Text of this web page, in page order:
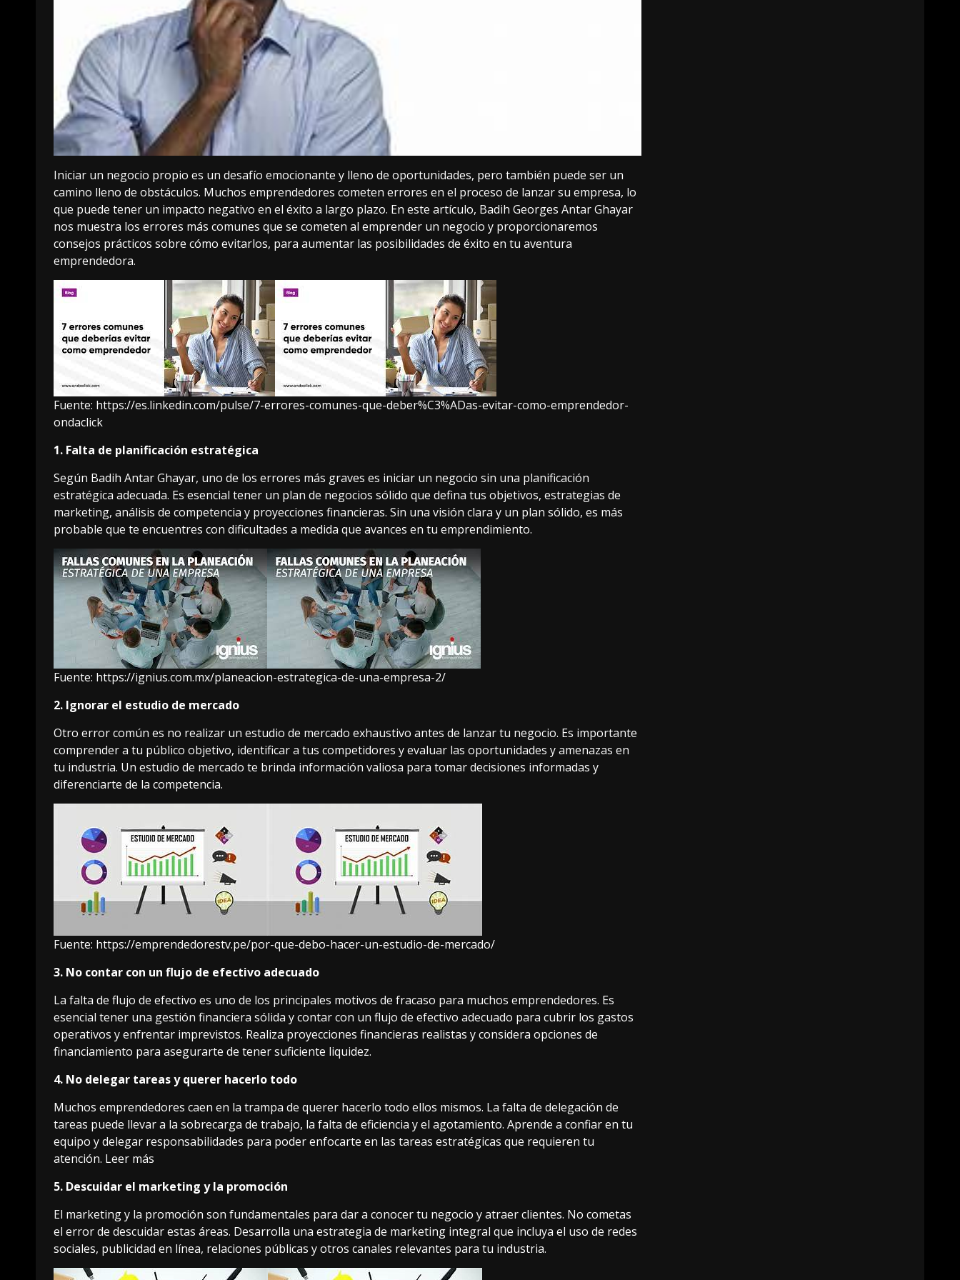
Iniciar un negocio propio es un desafío emocionante y lleno de oportunidades, pero también puede ser un
camino lleno de obstáculos. Muchos emprendedores cometen errores en el proceso de lanzar su empresa, lo
que puede tener un impacto negativo en el éxito a largo plazo. En este artículo, Badih Georges Antar Ghayar
nos muestra los errores más comunes que se cometen al emprender un negocio y proporcionaremos
consejos prácticos sobre cómo evitarlos, para aumentar las posibilidades de éxito en tu aventura
emprendedora.
Fuente: https://es.linkedin.com/pulse/7-errores-comunes-que-deber%C3%ADas-evitar-como-emprendedor-
ondaclick
1. Falta de planificación estratégica
Según Badih Antar Ghayar, uno de los errores más graves es iniciar un negocio sin una planificación
estratégica adecuada. Es esencial tener un plan de negocios sólido que defina tus objetivos, estrategias de
marketing, análisis de competencia y proyecciones financieras. Sin una visión clara y un plan sólido, es más
probable que te encuentres con dificultades a medida que avances en tu emprendimiento.
Fuente: https://ignius.com.mx/planeacion-estrategica-de-una-empresa-2/
2. Ignorar el estudio de mercado
Otro error común es no realizar un estudio de mercado exhaustivo antes de lanzar tu negocio. Es importante
comprender a tu público objetivo, identificar a tus competidores y evaluar las oportunidades y amenazas en
tu industria. Un estudio de mercado te brinda información valiosa para tomar decisiones informadas y
diferenciarte de la competencia.
Fuente: https://emprendedorestv.pe/por-que-debo-hacer-un-estudio-de-mercado/
3. No contar con un flujo de efectivo adecuado
La falta de flujo de efectivo es uno de los principales motivos de fracaso para muchos emprendedores. Es
esencial tener una gestión financiera sólida y contar con un flujo de efectivo adecuado para cubrir los gastos
operativos y enfrentar imprevistos. Realiza proyecciones financieras realistas y considera opciones de
financiamiento para asegurarte de tener suficiente liquidez.
4. No delegar tareas y querer hacerlo todo
Muchos emprendedores caen en la trampa de querer hacerlo todo ellos mismos. La falta de delegación de
tareas puede llevar a la sobrecarga de trabajo, la falta de eficiencia y el agotamiento. Aprende a confiar en tu
equipo y delegar responsabilidades para poder enfocarte en las tareas estratégicas que requieren tu
atención. Leer más
5. Descuidar el marketing y la promoción
El marketingy la promoción son fundamentales para dar a conocer tu negocio y atraer clientes. No cometas
el error de descuidar estas áreas. Desarrolla una estrategia de marketing integral que incluya el uso de redes
sociales, publicidad en línea, relaciones públicas y otros canales relevantes para tu industria.